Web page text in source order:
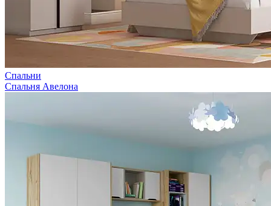
Спальни
Спальня Авелона